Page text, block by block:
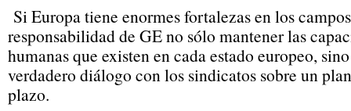
Si Europa tiene enormes fortalezas en los
responsabilidad de GE no sólo mantener las
humanas que existen en cada estado europeo,
verdadero diálogo con los sindicatos sobre un
plazo.